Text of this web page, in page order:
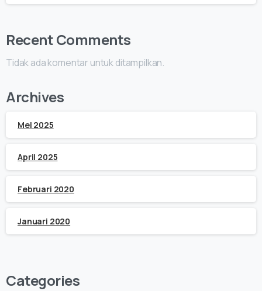
Recent Comments
Tidak ada komentar untuk ditampilkan.
Archives
Mei 2025
April 2025
Februari 2020
Januari 2020
Categories